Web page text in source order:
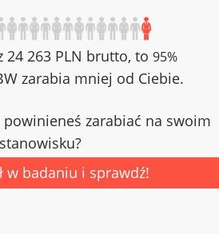
24 263 PLN brutto, to 95%
zarabia mniej od Ciebie.
powinieneś zarabiać na swoim
stanowisku?
w badaniu i sprawdź!